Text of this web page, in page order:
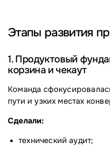
Этапы развития
1. Продуктовый
корзина и чекаут
Команда
пути и узких местах
Сделали:
технический аудит;